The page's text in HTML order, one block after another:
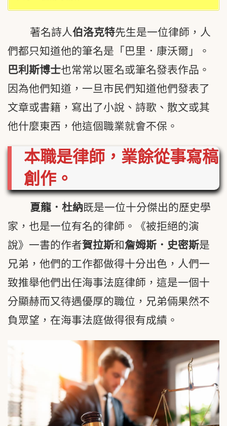
著名詩人伯洛克特先生是一位律師，人
們都只知道他的筆名是「巴里．康沃爾」。
巴利斯博士也常常以匿名或筆名發表作品。
因為他們知道，一旦市民們知道他們發表了
文章或書籍，寫出了小說、詩歌、散文或其
他什麼東西，他這個職業就會不保。
本職是律師，業餘從事寫稿
創作。
夏龍．杜納既是一位十分傑出的歷史學
家，也是一位有名的律師。《被拒絕的演
說》一書的作者賀拉斯和詹姆斯．史密斯是
兄弟，他們的工作都做得十分出色，人們一
致推舉他們出任海事法庭律師，這是一個十
分顯赫而又待遇優厚的職位，兄弟倆果然不
負眾望，在海事法庭做得很有成績。